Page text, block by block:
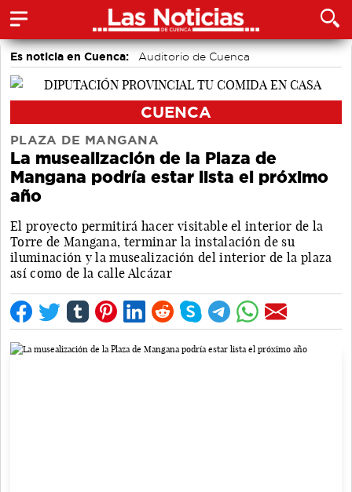
Es noticia en Cuenca: Auditorio de Cuenca
CUENCA
PLAZA DE MANGANA
La musealización de la Plaza de
Mangana podría estar lista el próximo
año
El proyecto permitirá hacer visitable el interior de la
Torre de Mangana, terminar la instalación de su
iluminación y la musealización del interior de la plaza
así como de la calle Alcázar